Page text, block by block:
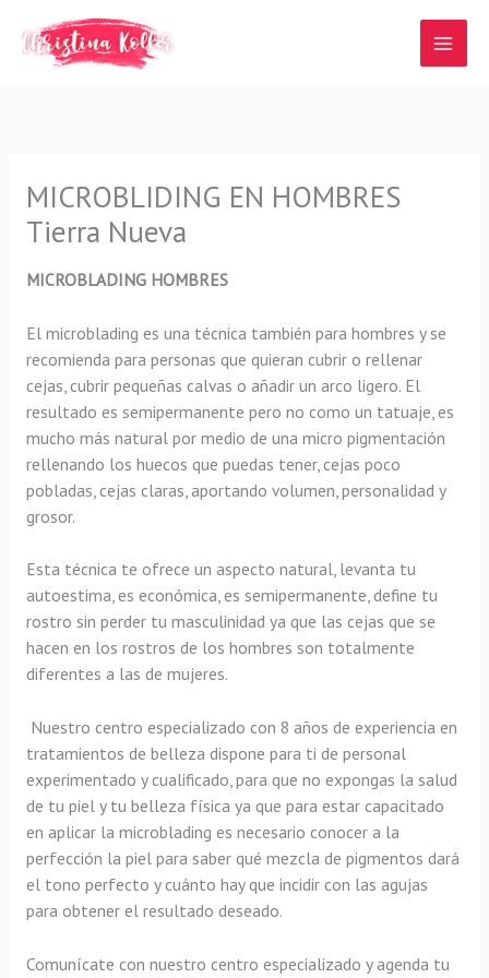
contenido
MICROBLIDING EN HOMBRES
Tierra Nueva
MICROBLADING HOMBRES
El microblading es una técnica también para hombres y se
recomienda para personas que quieran cubrir o rellenar
cejas, cubrir pequeñas calvas o añadir un arco ligero.El
resultado es semipermanente pero no como un tatuaje, es
mucho más natural por medio de una micro pigmentación
rellenando los huecos que puedas tener, cejas poco
pobladas, cejas claras, aportando volumen, personalidad y
grosor.
Esta técnica te ofrece un aspecto natural, levanta tu
autoestima, es económica, es semipermanente, define tu
rostro sin perder tu masculinidad ya que las cejas que se
hacen en los rostros de los hombres son totalmente
diferentes a las de mujeres.
Nuestro centro especializado con 8 años de experiencia en
tratamientos de belleza dispone para ti de personal
experimentado y cualificado, para que no expongas la salud
de tu piel y tu belleza física ya que para estar capacitado
en aplicar la microblading es necesario conocera la
perfección la piel para saber qué mezcla de pigmentos dará
el tono perfecto y cuánto hay que incidir con las agujas
para obtener el resultado deseado.
Comunícate con nuestro centro especializado y agenda tu